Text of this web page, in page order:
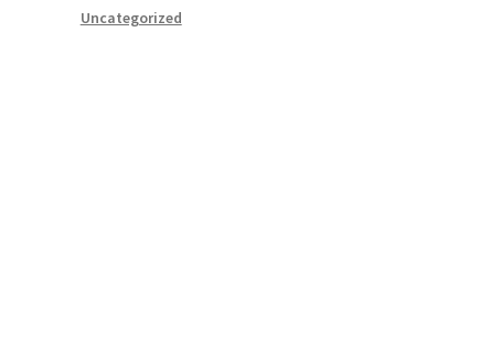
Uncategorized